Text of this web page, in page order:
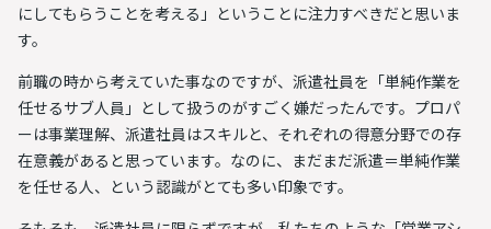
にしてもらうことを考える」ということに注力すべきだと思いま
す。
前職の時から考えていた事なのですが、派遣社員を「単純作業を
任せるサブ人員」として扱うのがすごく嫌だったんです。プロパ
ーは事業理解、派遣社員はスキルと、それぞれの得意分野での存
在意義があると思っています。なのに、まだまだ派遣＝単純作業
を任せる人、という認識がとても多い印象です。